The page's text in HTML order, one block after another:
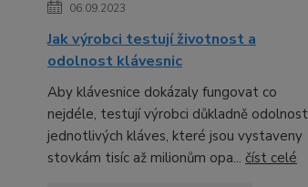
06.09.2023
Jak výrobci testují životnost a
odolnost klávesnic
Aby klávesnice dokázaly fungovat co
nejdéle, testují výrobci důkladně odolnost
jednotlivých kláves, které jsou vystaveny
stovkám tisíc až milionům opa... číst celé